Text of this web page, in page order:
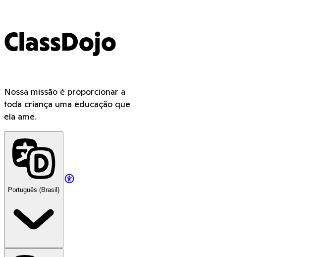
ClassDojo
Nossa missão é proporcionar a
toda criança uma educação que
ela ame.
Português (Brasil)